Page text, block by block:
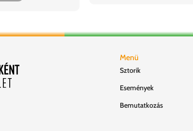
Menü
Sztorik
Események
Bemutatkozás